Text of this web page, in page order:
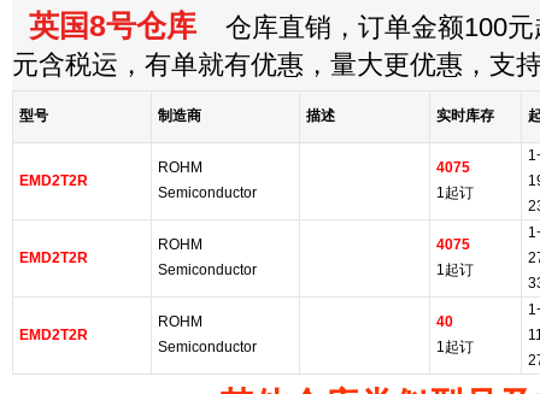
英国8号仓库 仓库直销，订单金额100元
元含税运，有单就有优惠，量大更优惠，支
型号 制造商 描述 实时库存
EMD2T2R
ROHM
Semiconductor
4075
1起订
EMD2T2R
ROHM
Semiconductor
4075
1起订
EMD2T2R
ROHM
Semiconductor
40
1起订